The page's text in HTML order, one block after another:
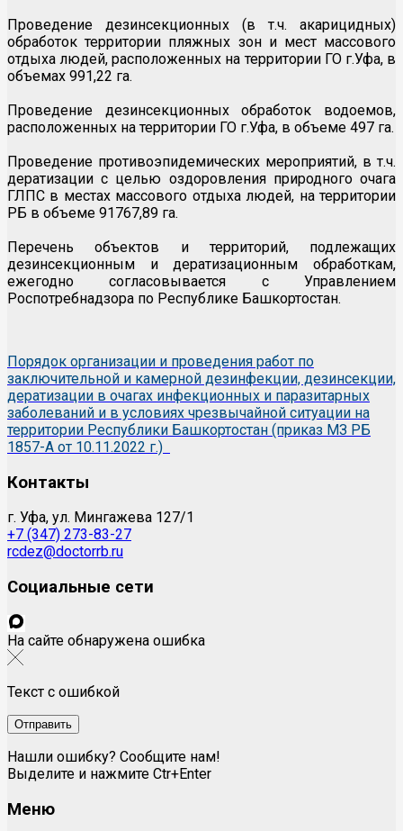
Проведение дезинсекционных (в т.ч. акарицидных)
обработок территории пляжных зон и мест массового
отдыха людей, расположенных на территории ГО г.Уфа, в
объемах 991,22 га.
Проведение дезинсекционных обработок водоемов,
расположенных на территории ГО г.Уфа, в объеме 497 га.
Проведение противоэпидемических мероприятий, в т.ч.
дератизации с целью оздоровления природного очага
ГЛПС в местах массового отдыха людей, на территории
РБ в объеме 91767,89 га.
Перечень объектов и территорий, подлежащих
дезинсекционным и дератизационным обработкам,
ежегодно согласовывается с Управлением
Роспотребнадзора по Республике Башкортостан.
Порядок организации и проведения работ по
заключительной и камерной дезинфекции, дезинсекции,
дератизации в очагах инфекционных и паразитарных
заболеваний и в условиях чрезвычайной ситуации на
территории Республики Башкортостан (приказ МЗ РБ
1857-А от 10.11.2022 г.)
Контакты
г. Уфа, ул. Мингажева 127/1
+7 (347) 273-83-27
rcdez@doctorrb.ru
Социальные сети
На сайте обнаружена ошибка
Текст с ошибкой
Нашли ошибку? Сообщите нам!
Выделите и нажмите Ctr+Enter
Меню